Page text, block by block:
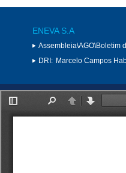
ENEVA S.A
Assembleia\AGO\Boletim
DRI: Marcelo Campos